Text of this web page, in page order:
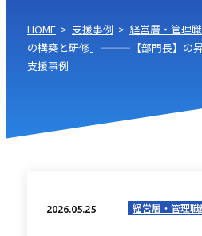
HOME > 支援事例 > 経営層・管理
の構築と研修」———【部門長】の
支援事例
2026.05.25 経営層・管理職